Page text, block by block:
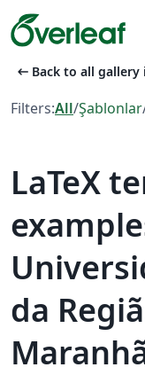
arrow_left_alt Back to all gallery
Filters:All/Şablonlar
LaTeX
da